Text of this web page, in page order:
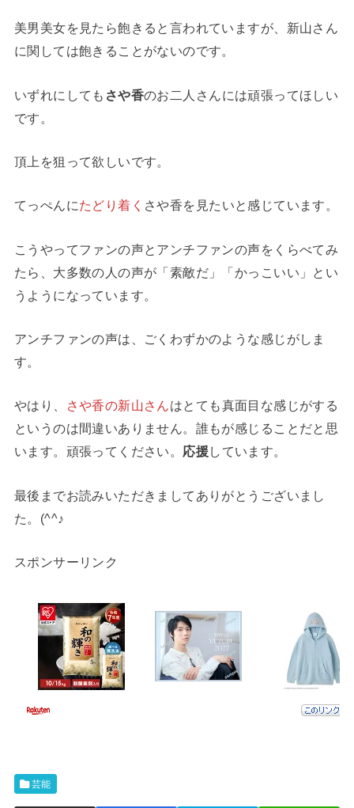
美男美女を見たら飽きると言われていますが、新山さん
に関しては飽きることがないのです。
いずれにしても さや香のお二人さんには頑張ってほしい
です。
頂上を狙って欲しいです。
てっぺんにたどり着く さや香を見たいと感じています。
こうやってファンの声とアンチファンの声をくらべてみ
たら、大多数の人の声が「素敵だ」「かっこいい」とい
うようになっています。
アンチファンの声は、ごくわずかのような感じがしま
す。
やはり、 さや香の新山さんはとても真面目な感じがする
というのは間違いありません。誰もが感じることだと思
います。頑張ってください。 応援しています。
最後までお読みいただきましてありがとうございまし
た。(^^♪
スポンサーリンク
芸能